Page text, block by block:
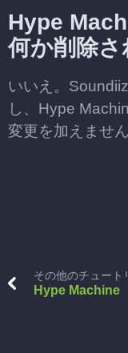
Hype
何か削除さ
いいえ。
し、Hype
変更を加えません
その他のチュート
Hype Machine